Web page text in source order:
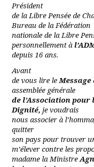
Président
de la Libre Pensée de
Bureau de la Fédération
nationale de la Libre
personnellement à
depuis 16 ans.
Avant
de vous lire leMessage
assemblée générale
de l’Association
Dignité, je voudrais
nous associer à
quitter
son pays pour trouver
m’élever contre les
madame la Ministre